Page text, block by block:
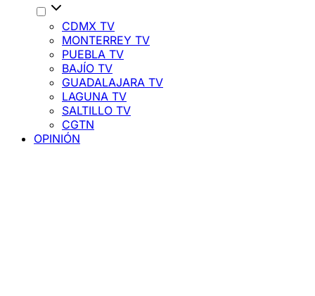
CDMX TV
MONTERREY TV
PUEBLA TV
BAJÍO TV
GUADALAJARA TV
LAGUNA TV
SALTILLO TV
CGTN
OPINIÓN